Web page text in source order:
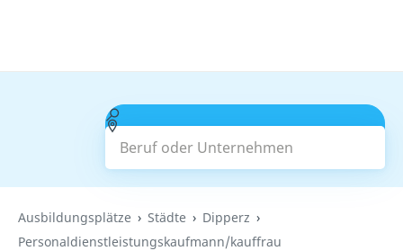
Beruf oder Unternehmen
Suchen
Ausbildungsplätze Städte
Dipperz
Personaldienstleistungskaufmann/kauffrau